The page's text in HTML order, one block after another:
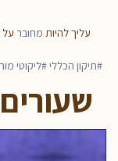
עליך להיות מחובר על
תיקון הכללי ליקוטי